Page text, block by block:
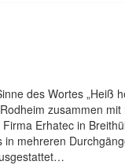
des Wortes „Heiß
zusammen
Erhatec in
in mehreren